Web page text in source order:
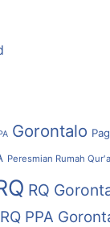
Gorontalo
Peresmian Rumah
RQ
RQ PPA